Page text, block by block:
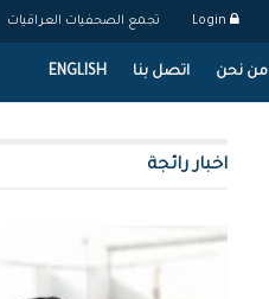
تجمع الصحفيات العراقيات
من نحن اتصل بنا ENGLISH
اخبار رائجة